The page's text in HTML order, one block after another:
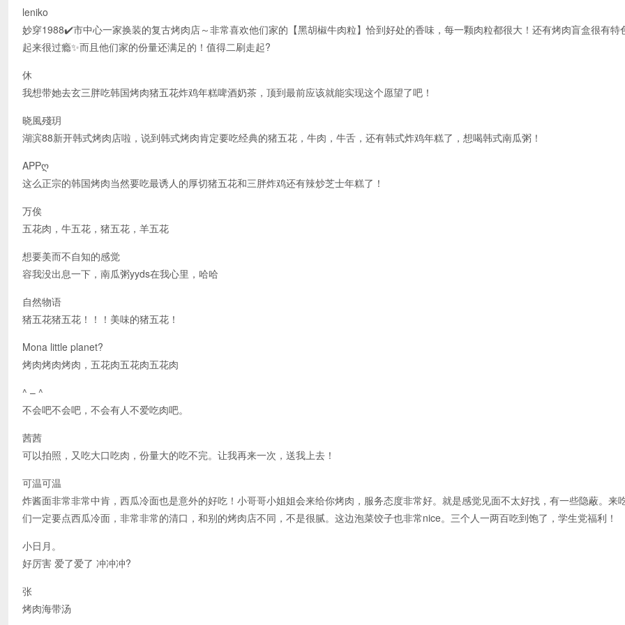
leniko
妙穿1988✔️市中心一家换装的复古烤肉店～非常喜欢他们家的【黑胡椒牛肉粒】恰到好处的香味，每一颗肉粒都很大！还有烤肉盲盒很有特
起来很过瘾✨而且他们家的份量还满足的！值得二刷走起?
休
我想带她去玄三胖吃韩国烤肉猪五花炸鸡年糕啤酒奶茶，顶到最前应该就能实现这个愿望了吧！
晓風殘玥
湖滨88新开韩式烤肉店啦，说到韩式烤肉肯定要吃经典的猪五花，牛肉，牛舌，还有韩式炸鸡年糕了，想喝韩式南瓜粥！
APPღ
这么正宗的韩国烤肉当然要吃最诱人的厚切猪五花和三胖炸鸡还有辣炒芝士年糕了！
万俟
五花肉，牛五花，猪五花，羊五花
想要美而不自知的感觉
容我没出息一下，南瓜粥yyds在我心里，哈哈
自然物语
猪五花猪五花！！！美味的猪五花！
Mona little planet?
烤肉烤肉烤肉，五花肉五花肉五花肉
^ – ^
不会吧不会吧，不会有人不爱吃肉吧。
茜茜
可以拍照，又吃大口吃肉，份量大的吃不完。让我再来一次，送我上去！
可温可温
炸酱面非常非常中肯，西瓜冷面也是意外的好吃！小哥哥小姐姐会来给你烤肉，服务态度非常好。就是感觉见面不太好找，有一些隐蔽。来
们一定要点西瓜冷面，非常非常的清口，和别的烤肉店不同，不是很腻。这边泡菜饺子也非常nice。三个人一两百吃到饱了，学生党福利！
小日月。
好厉害 爱了爱了 冲冲冲?
张
烤肉海带汤